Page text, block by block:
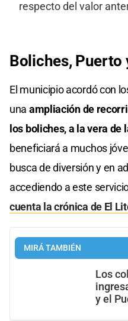
respecto del valor
Boliches, Puerto
El municipio acordó con
una ampliación de
los boliches, a la vera de
beneficiará a muchos
busca de diversión y en
accediendo a este
cuenta la crónica de El
MIRÁ TAMBIÉN
Los
y el